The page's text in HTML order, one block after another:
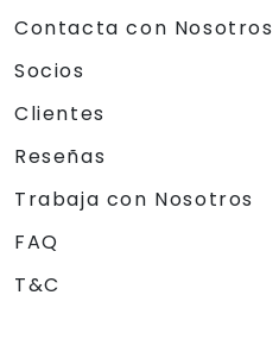
Contacta con Nosotros
Socios
Clientes
Reseñas
Trabaja con Nosotros
FAQ
T&C